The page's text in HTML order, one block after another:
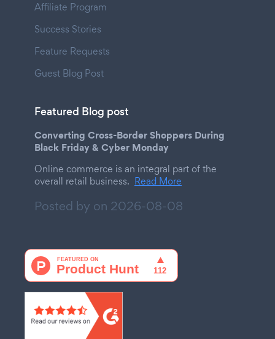
Affiliate Program
Success Stories
Feature Requests
Guest Blog Post
Featured Blog post
Converting Cross-Border Shoppers During
Black Friday & Cyber Monday
Online commerce is an integral part of the
overall retail business. Read More
Posted by on 2026-08-08